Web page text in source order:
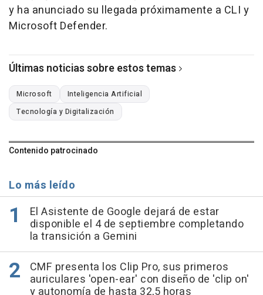
y ha anunciado su llegada próximamente a CLI y
Microsoft Defender.
Últimas noticias sobre estos temas
Microsoft
Inteligencia Artificial
Tecnología y Digitalización
Contenido patrocinado
Lo más leído
El Asistente de Google dejará de estar
disponible el 4 de septiembre completando
la transición a Gemini
CMF presenta los Clip Pro, sus primeros
auriculares 'open-ear' con diseño de 'clip on'
y autonomía de hasta 32,5 horas